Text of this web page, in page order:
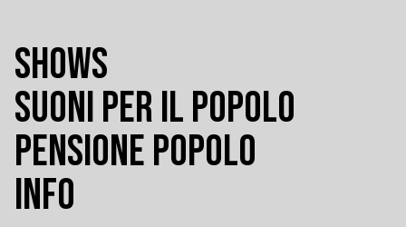
SHOWS
SUONI PER IL POPOLO
PENSIONE POPOLO
INFO